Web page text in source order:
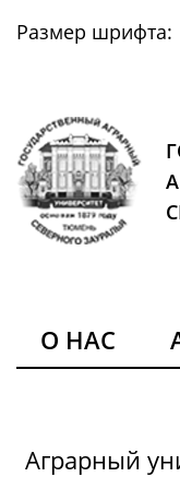
Размер шрифта:
О НАС
Аграрный